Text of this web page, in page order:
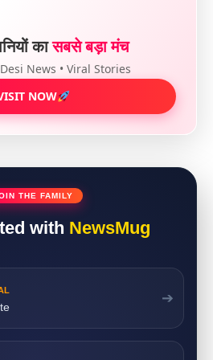
कासबसे बड़ा मंच
News • Viral Stories
NOW
THE FAMILY
with NewsMug
➔